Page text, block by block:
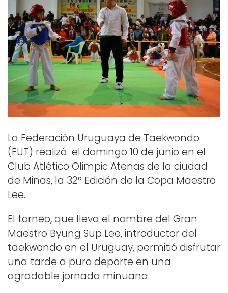
La Federación Uruguaya de Taekwondo
(FUT) realizó el domingo 10 de junio en el
Club Atlético Olimpic Atenas de la ciudad
de Minas, la 32° Edición de la Copa Maestro
Lee.
El torneo, que lleva el nombre del Gran
Maestro Byung Sup Lee, introductor del
taekwondo en el Uruguay, permitió disfrutar
una tarde a puro deporte en una
agradable jornada minuana.